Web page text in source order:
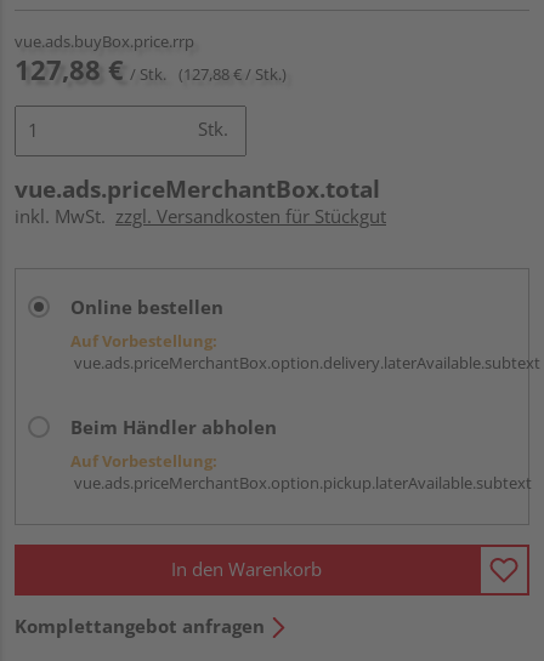
vue.ads.buyBox.price.rrp
127,88 € / Stk. (127,88 € / Stk.)
Stk.
vue.ads.priceMerchantBox.total
inkl. MwSt. zzgl. Versandkosten für Stückgut
Online bestellen
Auf Vorbestellung:
vue.ads.priceMerchantBox.option.delivery.laterAvailable.subtext
Beim Händler abholen
Auf Vorbestellung:
vue.ads.priceMerchantBox.option.pickup.laterAvailable.subtext
In den Warenkorb
Komplettangebot anfragen